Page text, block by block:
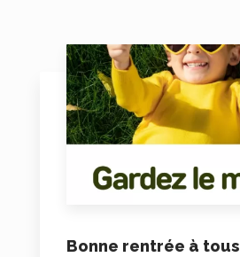
Bonne rentrée à